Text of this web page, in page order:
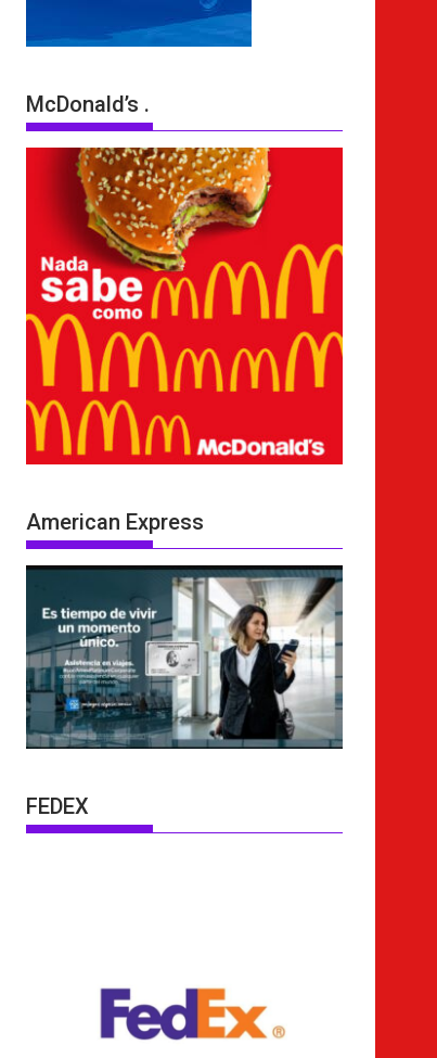
McDonald’s .
American Express
FEDEX